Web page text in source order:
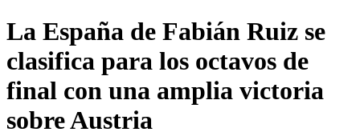
La España de Fabián Ruiz se
clasifica para los octavos de
final con una amplia victoria
sobre Austria